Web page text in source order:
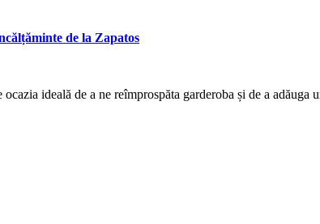
de la Zapatos
ideală de a ne reîmprospăta garderoba și de a adăuga